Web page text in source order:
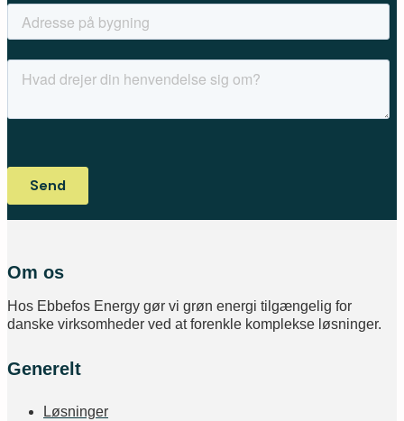
Om os
Hos Ebbefos Energy gør vi grøn energi tilgængelig for
danske virksomheder ved at forenkle komplekse løsninger.
Generelt
Løsninger